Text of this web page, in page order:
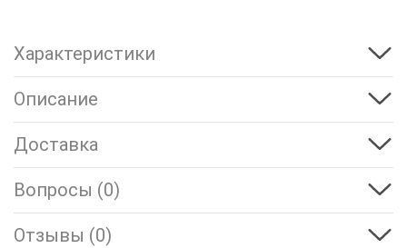
Характеристики
Описание
Доставка
Вопросы (0)
Отзывы (0)